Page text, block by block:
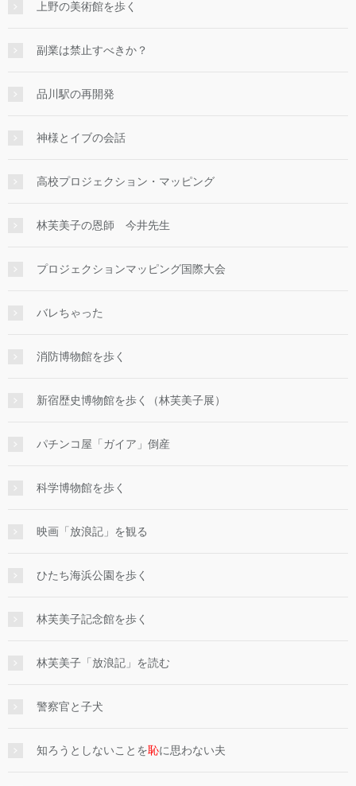
上野の美術館を歩く
副業は禁止すべきか？
品川駅の再開発
神様とイブの会話
高校プロジェクション・マッピング
林芙美子の恩師 今井先生
プロジェクションマッピング国際大会
バレちゃった
消防博物館を歩く
新宿歴史博物館を歩く（林芙美子展）
パチンコ屋「ガイア」倒産
科学博物館を歩く
映画「放浪記」を観る
ひたち海浜公園を歩く
林芙美子記念館を歩く
林芙美子「放浪記」を読む
警察官と子犬
知ろうとしないことを恥に思わない夫